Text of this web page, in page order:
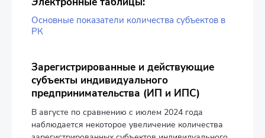
Основные показатели количества субъектов в
РК
Зарегистрированные и действующие
субъекты индивидуального
предпринимательства (ИП и ИПС)
В августе по сравнению с июлем 2024 года
наблюдается некоторое увеличение количества